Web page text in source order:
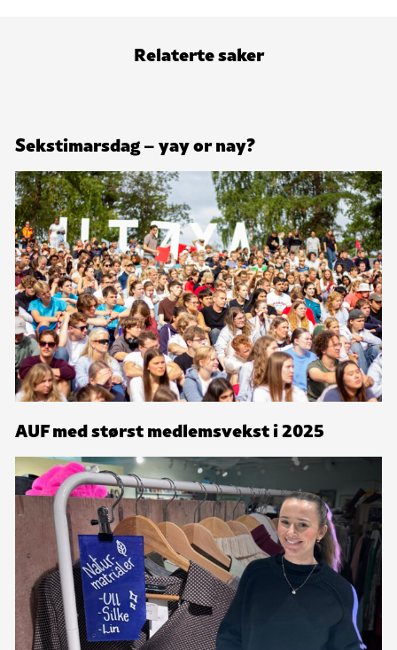
Relaterte saker
Sekstimarsdag – yay or nay?
AUF med størst medlemsvekst i 2025